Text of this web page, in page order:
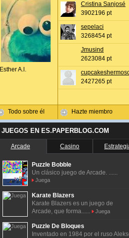
Esther A.l.
Todo sobre él
Cristina Sanjosé
3902196 pt
sepelaci
3268454 pt
Jmusind
2623084 pt
2427265 pt
Hazte miembro
JUEGOS EN ES.PAPERBLOG.COM
Arcade Casino
Puzzle Bobble
Un clásico juego de Arcade. ......
Juega
Karate Blazers
Karate Blazers es un juego de
Arcade, que forma......
Juega
Puzzle De Bloques
Inventado en 1984 por el ruso